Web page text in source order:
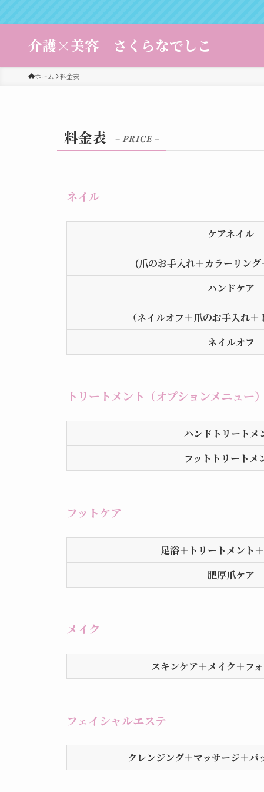
介護×美容 さくらなでしこ
ホーム 料金表
料金表 – PRICE –
ネイル
ケアネイル
(爪のお手入れ＋カラーリング
ハンドケア
（ネイルオフ＋爪のお手入れ＋
ネイルオフ
トリートメント（オプションメニュー）
ハンドトリートメ
フットトリートメ
フットケア
足浴＋トリートメント
肥厚爪ケア
メイク
スキンケア＋メイク＋フ
フェイシャルエステ
クレンジング＋マッサージ＋パ